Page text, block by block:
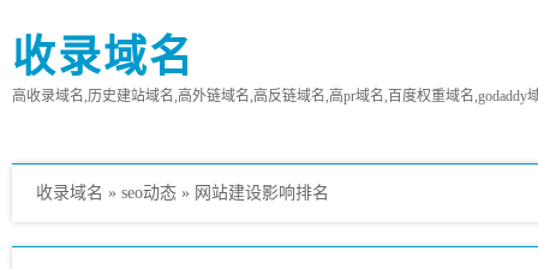
收录域名
高收录域名,历史建站域名,高外链域名,高反链域名,高pr域名,百度权重域名,godaddy
收录域名 » seo动态 » 网站建设影响排名